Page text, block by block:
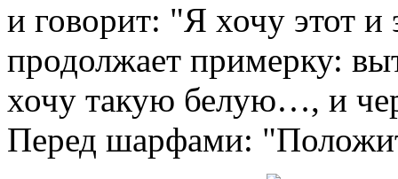
и говорит: "Я хочу этот
продолжает примерку:
хочу такую белую…, и
Перед шарфами: